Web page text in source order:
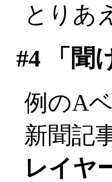
とりあ
#4「聞
例のA
新聞記
レイヤ